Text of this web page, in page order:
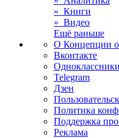
» Книги
» Видео
Ещё раньше
О Концепции
Вконтакте
Одноклассники
Telegram
Дзен
Политика
Поддержка
Реклама